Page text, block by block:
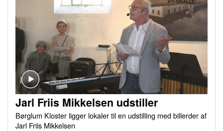
Jarl Friis Mikkelsen udstiller
Børglum Kloster ligger lokaler til en udstilling med billerder af
Jarl Friis Mikkelsen